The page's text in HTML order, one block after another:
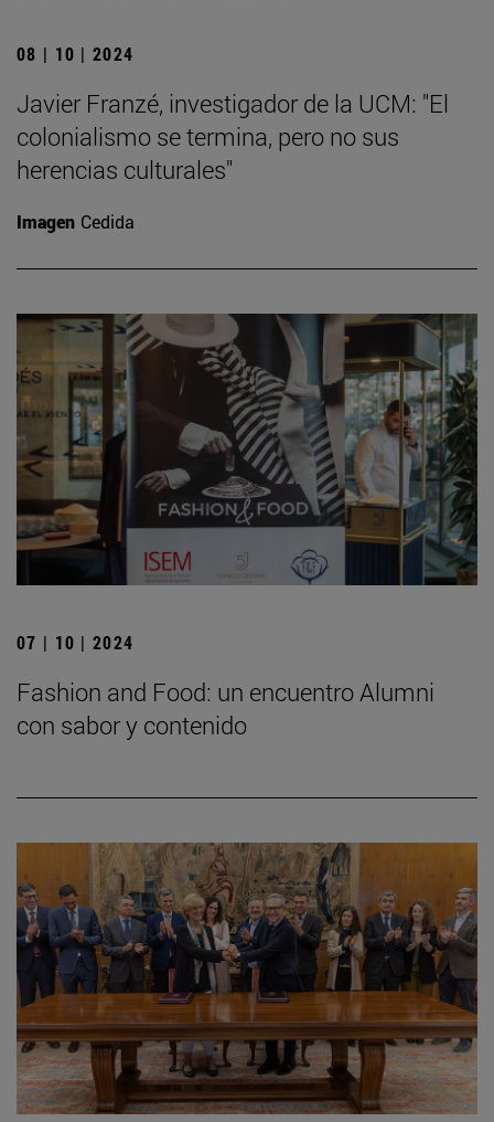
08 | 10 | 2024
Javier Franzé, investigador de la UCM: "El
colonialismo se termina, pero no sus
herencias culturales"
Imagen Cedida
07 | 10 | 2024
Fashion and Food: un encuentro Alumni
con sabor y contenido